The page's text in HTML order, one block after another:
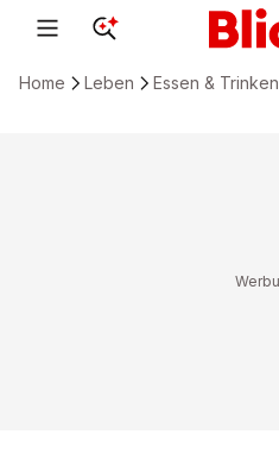
Home Leben Essen & Trinken